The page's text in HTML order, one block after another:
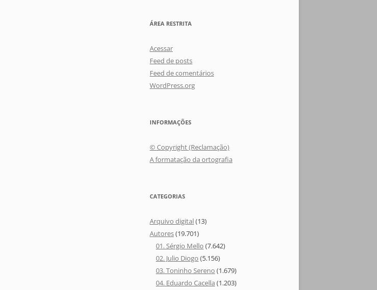
ÁREA RESTRITA
Acessar
Feed de posts
Feed de comentários
WordPress.org
INFORMAÇÕES
© Copyright (Reclamação)
A formatação da ortografia
CATEGORIAS
Arquivo digital(13)
Autores(19.701)
01. Sérgio Mello (7.642)
02. Julio Diogo (5.156)
03. Toninho Sereno (1.679)
04. Eduardo Cacella (1.203)